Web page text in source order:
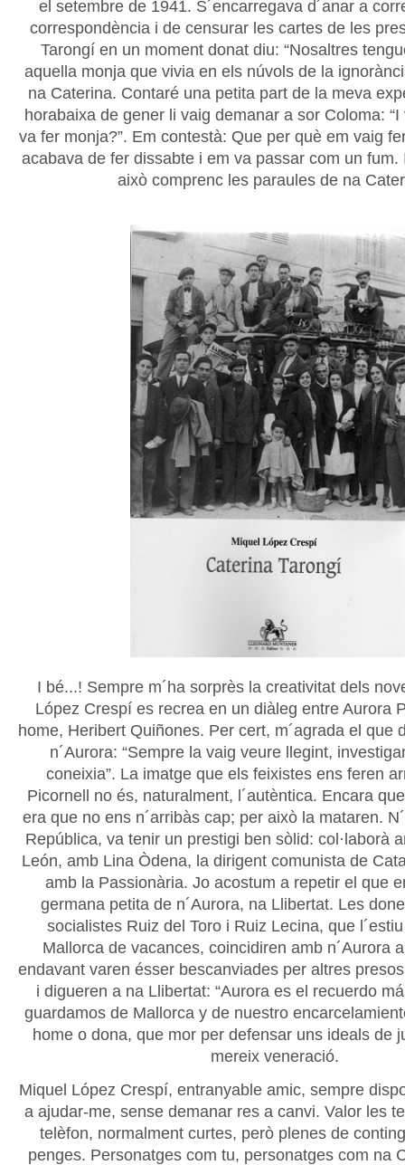
el setembre de 1941. S´encarregava d´anar a
correspondència i de censurar les cartes de les
Tarongí en un moment donat diu: “Nosaltres
aquella monja que vivia en els núvols de la
na Caterina. Contaré una petita part de la meva
horabaixa de gener li vaig demanar a sor Coloma:
va fer monja?”. Em contestà: Que per què em vaig
acabava de fer dissabte i em va passar com un fum.
això comprenc les paraules de na
I bé...! Sempre m´ha sorprès la creativitat dels
López Crespí es recrea en un diàleg entre Aurora
home, Heribert Quiñones. Per cert, m´agrada el que
n´Aurora: “Sempre la vaig veure llegint,
coneixia”. La imatge que els feixistes ens feren
Picornell no és, naturalment, l´autèntica. Encara
era que no ens n´arribàs cap; per això la mataren.
República, va tenir un prestigi ben sòlid: col·laborà
León, amb Lina Òdena, la dirigent comunista de
amb la Passionària. Jo acostum a repetir el que
germana petita de n´Aurora, na Llibertat. Les
socialistes Ruiz del Toro i Ruiz Lecina, que
Mallorca de vacances, coincidiren amb n´Aurora
endavant varen ésser bescanviades per altres
i digueren a na Llibertat: “Aurora es el recuerdo
guardamos de Mallorca y de nuestro
home o dona, que mor per defensar uns ideals de
mereix veneració.
Miquel López Crespí, entranyable amic, sempre
a ajudar-me, sense demanar res a canvi. Valor les
telèfon, normalment curtes, però plenes de
penges. Personatges com tu, personatges com na